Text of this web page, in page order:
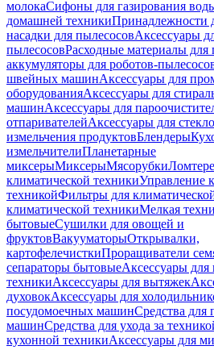
молокаСифоны для газирования
домашней техникиПринадлежности
насадки для пылесосовАксессуары
пылесосовРасходные материалы для
аккумуляторы для роботов-
швейных машинАксессуары для
оборудованияАксессуары для
машинАксессуары для
отпаривателейАксессуары для
измельчения продуктовБлендеры
измельчителиПланетарные
миксерыМиксерыМясорубки
климатической техникиУправление
техникойФильтры для
климатической техникиМелкая
бытовыеСушилки для овощей и
фруктовВакууматорыОткрывалки,
картофелечисткиПроращиватели
сепараторы бытовыеАксессуары для
техникиАксессуары для вытяжек
духовокАксессуары для
посудомоечных машинСредства для
машинСредства для ухода за
кухонной техникиАксессуары для